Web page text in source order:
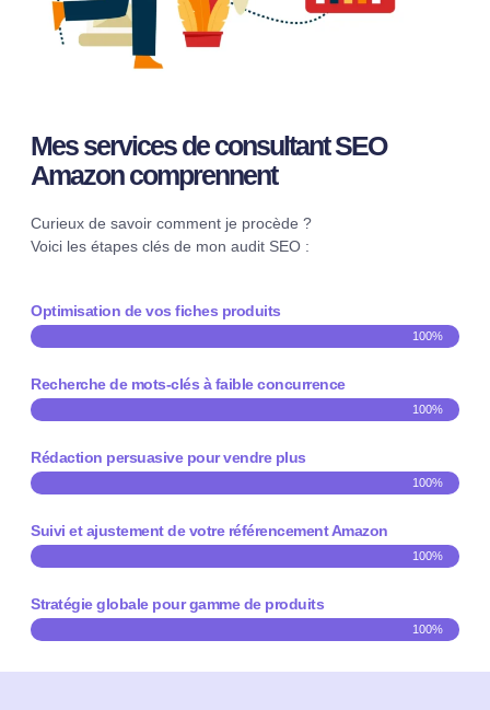
Mes services de consultant SEO
Amazon comprennent
Curieux de savoir comment je procède ?
Voici les étapes clés de mon audit SEO :
Optimisation de vos fiches produits
100%
Recherche de mots-clés à faible concurrence
100%
Rédaction persuasive pour vendre plus
100%
Suivi et ajustement de votre référencement Amazon
100%
Stratégie globale pour gamme de produits
100%